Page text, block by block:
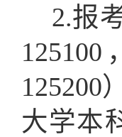
2.报
125200
大学本